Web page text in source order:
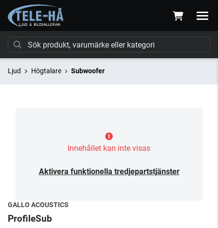
Ljud Högtalare Subwoofer
Innehållet kan inte visas
Aktivera funktionella tredjepartstjänster
GALLO ACOUSTICS
ProfileSub